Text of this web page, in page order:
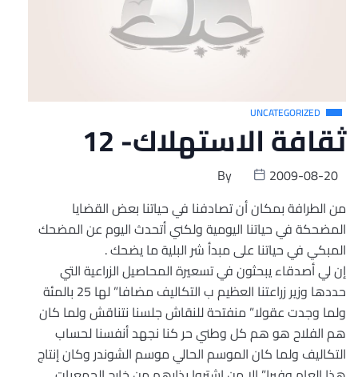
UNCATEGORIZED
ثقافة الاستهلاك- 12
By
2009-08-20
من الطرافة بمكان أن تصادفنا في حياتنا بعض القضايا
المضحكة في حياتنا اليومية ولكني أتحدث اليوم عن المضحك
المبكي في حياتنا على مبدأ شر البلية ما يضحك .
إن لي أصدقاء يبحثون في تسعيرة المحاصيل الزراعية التي
حددها وزير زراعتنا العظيم ب التكاليف مضافا” لها 25 بالمئة
ولما وجدت عقولا” منفتحة للنقاش جلسنا نتناقش ولما كان
هم الفلاح هو هم كل وطني حر كنا نجهد أنفسنا لحساب
التكاليف ولما كان الموسم الحالي موسم الشوندر وكان إنتاج